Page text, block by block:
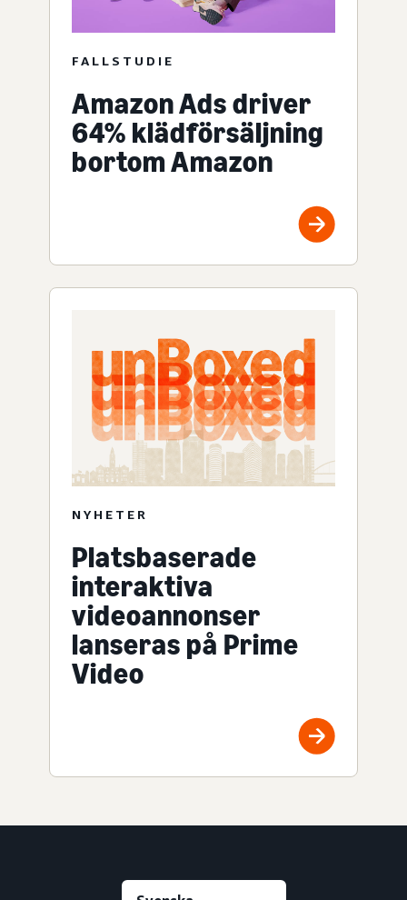
FALLSTUDIE
Amazon Ads driver
64% klädförsäljning
bortom Amazon
NYHETER
Platsbaserade
interaktiva
videoannonser
lanseras på Prime
Video